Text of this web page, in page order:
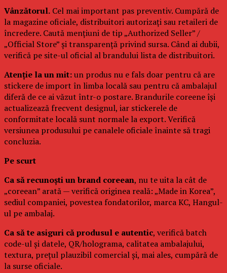
Vânzătorul. Cel mai important pas preventiv. Cumpără de
la magazine oficiale, distribuitori autorizați sau retaileri de
încredere. Caută mențiuni de tip „Authorized Seller” /
„Official Store” și transparență privind sursa. Când ai dubii,
verifică pe site-ul oficial al brandului lista de distribuitori.
Atenție la un mit:un produs nu e fals doar pentru că are
stickere de import în limba locală sau pentru că ambalajul
diferă de ce ai văzut într-o postare. Brandurile coreene își
actualizează frecvent designul, iar stickerele de
conformitate locală sunt normale la export. Verifică
versiunea produsului pe canalele oficiale înainte să tragi
concluzia.
Pe scurt
Ca să recunoști un brand coreean, nu te uita la cât de
„coreean” arată — verifică originea reală: „Made in Korea”,
sediul companiei, povestea fondatorilor, marca KC, Hangul-
ul pe ambalaj.
Ca să te asiguri că produsul e autentic, verifică batch
code-ul și datele, QR/holograma, calitatea ambalajului,
textura, prețul plauzibil comercial și, mai ales, cumpără de
la surse oficiale.